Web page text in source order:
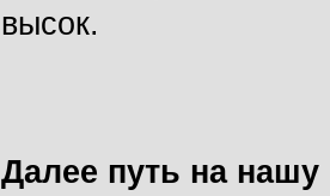
высок.
Далее путь на